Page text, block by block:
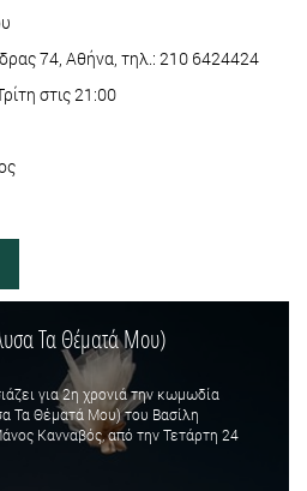
74, Αθήνα, τηλ.: 210 6424424
στις 21:00
Τα Θέματά Μου)
για 2η χρονιά την κωμωδία
Τα Θέματά Μου) του Βασίλη
Κανναβός, από την Τετάρτη 24